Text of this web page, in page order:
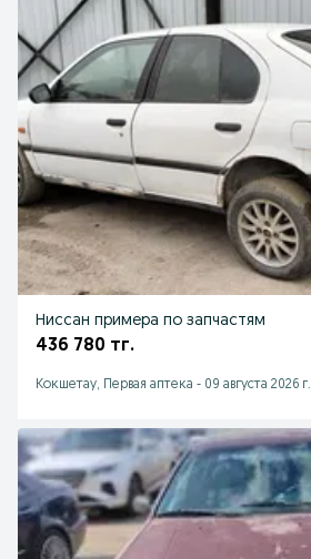
Ниссан примера по запчастям
436 780 тг.
Кокшетау, Первая аптека - 09 августа 2026 г.